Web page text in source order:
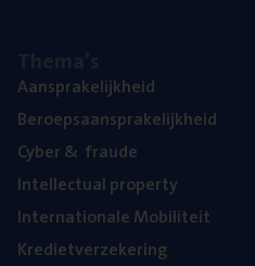
Aan­spra­ke­lijk­heid
Beroeps­aan­spra­ke­lijk­heid
Cyber& fraude
Intel­lec­tu­al property
Inter­na­ti­o­na­le Mobiliteit
Kre­diet­ver­ze­ke­ring